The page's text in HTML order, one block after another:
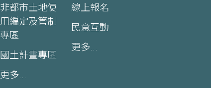
非都市土地使
用編定及管制
專區
國土計畫專區
更多...
線上報名
民意互動
更多...